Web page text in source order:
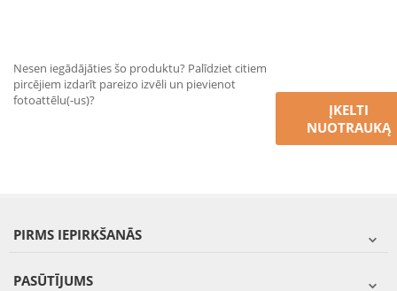
Nesen iegādājāties šo produktu? Palīdziet citiem
pircējiem izdarīt pareizo izvēli un pievienot
fotoattēlu(-us)?
ĮKELTI
NUOTRAUKĄ
PIRMS IEPIRKŠANĀS
PASŪTĪJUMS